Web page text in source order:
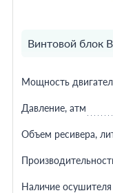
Винтовой блок
Мощность
Давление, атм
Объем ресивера,
Наличие осушителя